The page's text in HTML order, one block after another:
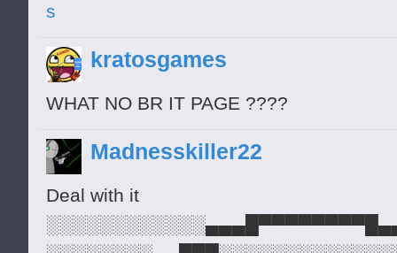
s
kratosgames
WHAT NO BR IT PAGE ????
Madnesskiller22
Deal with it